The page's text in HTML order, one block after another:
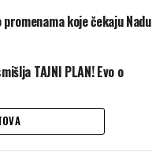
promenama koje čekaju Nadu
TAJNI PLAN! Evo o